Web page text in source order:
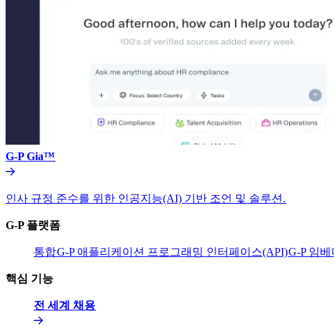
G-P Gia™​​
인사 규정 준수를 위한 인공지능(AI) 기반 조언 및 솔루션.​​
G-P 플랫폼​​
통합​​G-P 애플리케이션 프로그래밍 인터페이스(API)​​G-P 임베
핵심 기능​​
전 세계 채용​​